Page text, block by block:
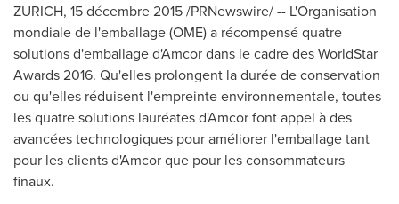
ZURICH, 15 décembre 2015 /PRNewswire/ -- L'Organisation
mondiale de l'emballage (OME) a récompensé quatre
solutions d'emballage d'Amcor dans le cadre des WorldStar
Awards 2016. Qu'elles prolongent la durée de conservation
ou qu'elles réduisent l'empreinte environnementale, toutes
les quatre solutions lauréates d'Amcor font appel à des
avancées technologiques pour améliorer l'emballage tant
pour les clients d'Amcor que pour les consommateurs
finaux.